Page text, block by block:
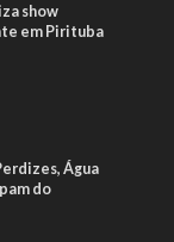
show
em Pirituba
Água
do